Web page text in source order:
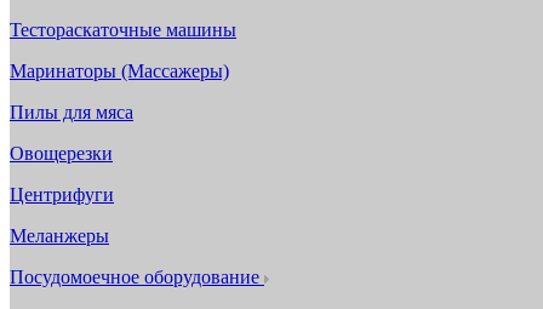
Тестораскаточные машины
Маринаторы (Массажеры)
Пилы для мяса
Овощерезки
Центрифуги
Меланжеры
Посудомоечное оборудование